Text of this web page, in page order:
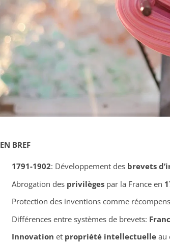
EN BREF
1791-1902: Développement des brevets
Abrogation des privilègespar la France en
Protection des inventions comme
Différences entre systèmes de brevets:
Innovation et propriété intellectuelleau